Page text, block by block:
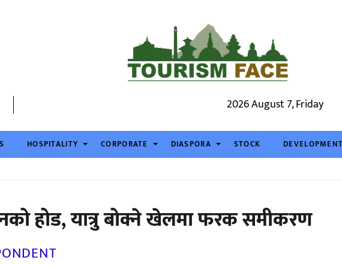
2026 August 7, Friday
HOSPITALITY CORPORATE DIASPORA STOCK DEVELOPMENT
होड, यात्रु बोक्ने खेलमा फरक समीकरण